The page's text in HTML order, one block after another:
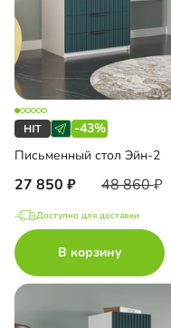
-43%
Письменный стол Эйн-2
27 850 48 860
Доступно для доставки
В корзину